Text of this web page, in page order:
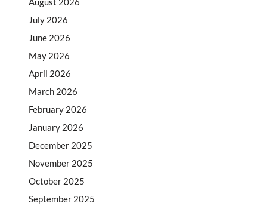
July 2026
June 2026
May 2026
April 2026
March 2026
February 2026
January 2026
December 2025
November 2025
October 2025
September 2025